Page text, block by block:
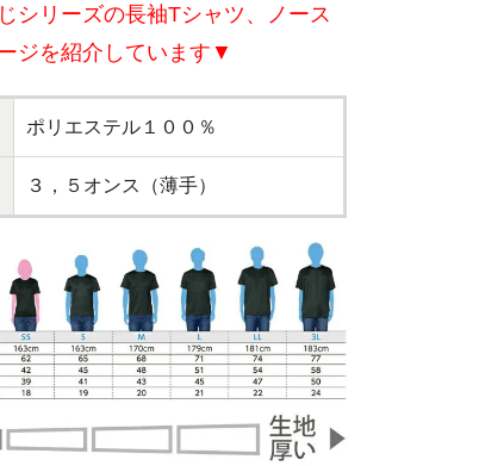
シリーズの長袖Tシャツ、ノース
ジを紹介しています▼
ポリエステル１００％
３，５オンス（薄手）